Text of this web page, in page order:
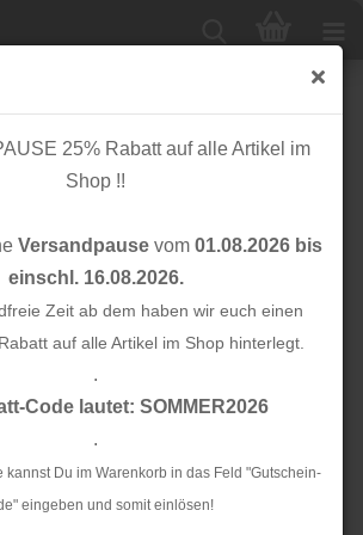
25% Rabatt auf alle Artikel im
Shop !!
Versandpausevom 01.08.2026 bis
einschl. 16.08.2026.
Zeit ab dem haben wir euch einen
auf alle Artikel im Shop hinterlegt.
.
Code lautet: SOMMER2026
.
kannst Du im Warenkorb in das Feld "Gutschein-
eingeben und somit einlösen!